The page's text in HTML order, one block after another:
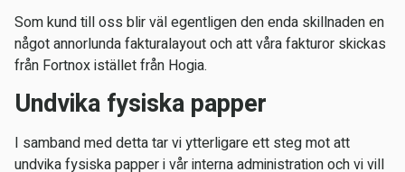
Som kund till oss blir väl egentligen den enda skillnaden en
något annorlunda fakturalayout och att våra fakturor skickas
från Fortnox istället från Hogia.
Undvika fysiska papper
I samband med detta tar vi ytterligare ett steg mot att
undvika fysiska papper i vår interna administration och vi vill